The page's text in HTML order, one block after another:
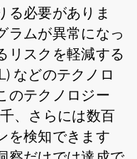
る必要がありま
ラムが異常になっ
リスクを軽減する
などのテクノロ
のテクノロジー
、さらには数百
を検知できます